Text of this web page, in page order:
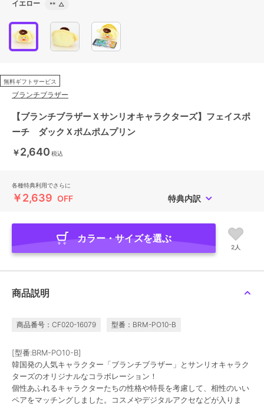
イエロー ** △
無料ギフトサービス
ブランチブラザー
【ブランチブラザーＸサンリオキャラクターズ】フェイスポ
ーチ ダックＸポムポムプリン
￥2,640 税込
各種特典利用でさらに
￥2,639 OFF 特典内訳
カラー・サイズを選ぶ
2人
商品説明
商品番号：CF020-16079 型番：BRM-PO10-B
[型番:BRM-PO10-B]
韓国発の人気キャラクター「ブランチブラザー」とサンリオキャラク
ターズのオリジナルなコラボレーション！
個性あふれるキャラクターたちの性格や特長を考慮して、相性のいい
ペアをマッチングしました。コスメやデジタルアクセなどが入りま